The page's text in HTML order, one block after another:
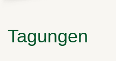
Tagungen